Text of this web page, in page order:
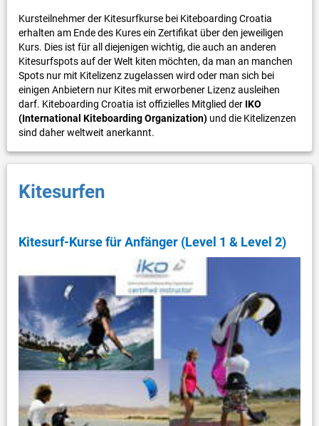
Kursteilnehmer der Kitesurfkurse bei Kiteboarding Croatia
erhalten am Ende des Kures ein Zertifikat über den jeweiligen
Kurs. Dies ist für all diejenigen wichtig, die auch an anderen
Kitesurfspots auf der Welt kiten möchten, da man an manchen
Spots nur mit Kitelizenz zugelassen wird oder man sich bei
einigen Anbietern nur Kites mit erworbener Lizenz ausleihen
darf. Kiteboarding Croatia ist offizielles Mitglied der IKO
(International Kiteboarding Organization)und die Kitelizenzen
sind daher weltweit anerkannt.
Kitesurfen
Kitesurf-Kurse für Anfänger (Level 1 & Level 2)